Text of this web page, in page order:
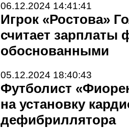
06.12.2024 14:41:41
Игрок «Ростова»
считает зарплаты
обоснованными
05.12.2024 18:40:43
Футболист
на установку
дефибриллятора